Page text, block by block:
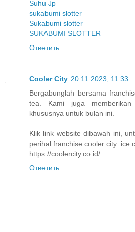
Suhu Jp
sukabumi slotter
Sukabumi slotter
SUKABUMI SLOTTER
Ответить
Cooler City 20.11.2023, 11:33
Bergabunglah bersama
tea. Kami juga
khususnya untuk bulan ini.
Klik link website dibawah ini,
perihal franchise cooler city: ice
https://coolercity.co.id/
Ответить